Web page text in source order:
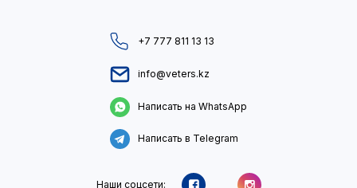
+7 777 811 13 13
info@veters.kz
Написать на WhatsApp
Написать в Telegram
Наши соцсети: